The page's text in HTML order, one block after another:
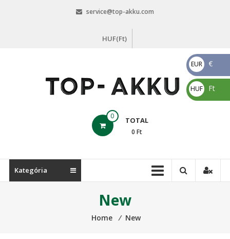
service@top-akku.com
HUF(Ft)
akku.com
0 TOTAL
0 Ft
Kategória
New
Home ⁄ New
EUR
€
€
HUF
Ft
Ft